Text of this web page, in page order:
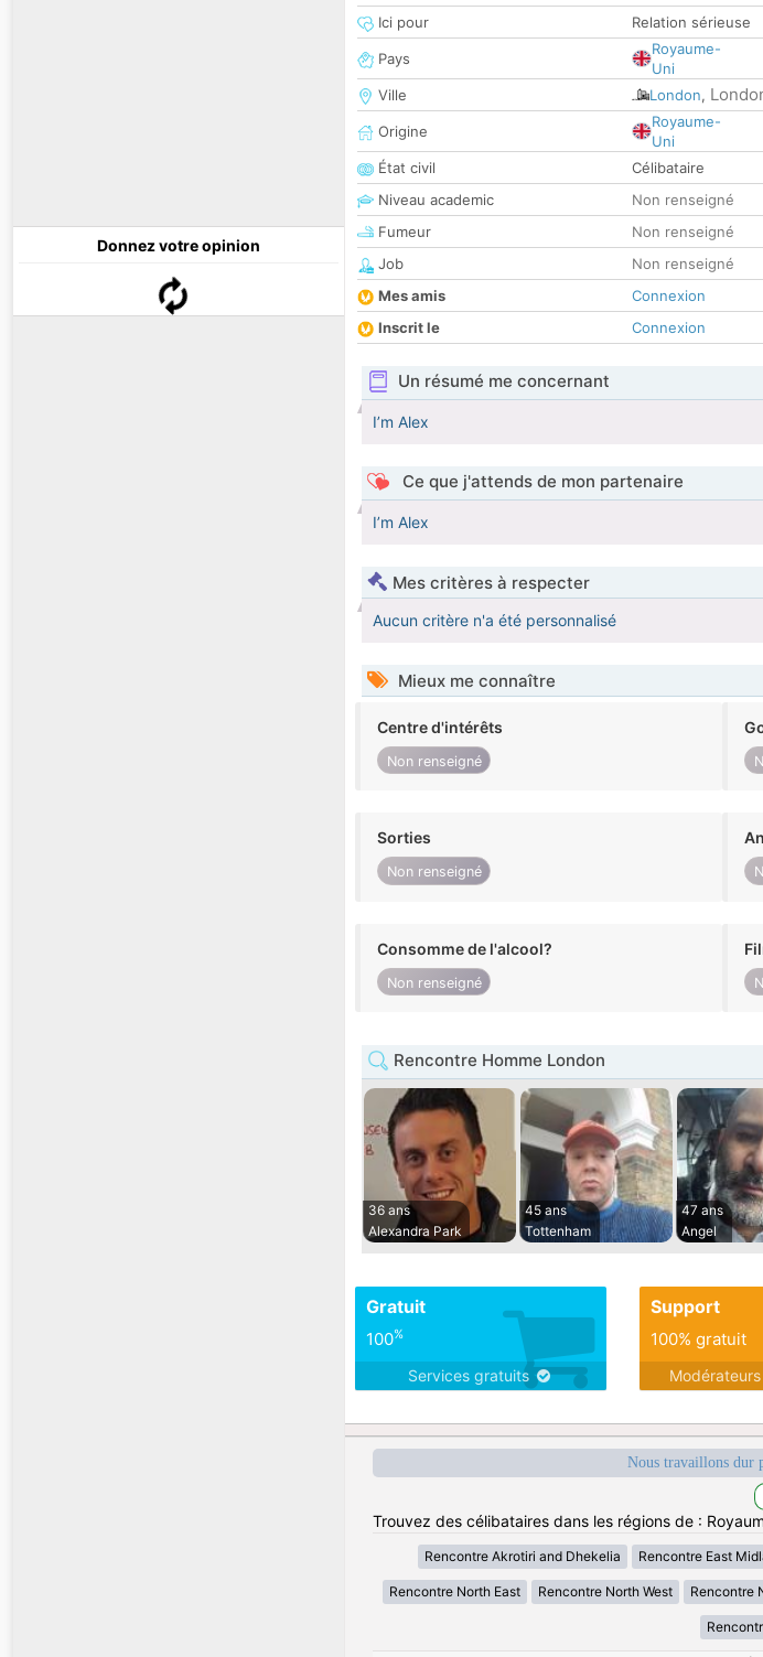
Donnez votre opinion
Ici pour
Relation sérieuse
Pays
Royaume-
Uni
Ville
London,
Origine
Royaume-
Uni
État civil
Célibataire
Niveau academic
Non renseigné
Fumeur
Non renseigné
Job
Non renseigné
Mes amis
Connexion
Inscrit le
Connexion
Un résumé me concernant
I’m Alex
Ce que j'attends de mon partenaire
I’m Alex
Mes critères à respecter
Aucun critère n'a été personnalisé
Mieux me connaître
Centre d'intérêts
Non renseigné
Sorties
Non renseigné
Consomme de l'alcool?
Non renseigné
Rencontre Homme London
36 ans
Alexandra Park
45 ans
Tottenham
47 ans
Angel
Gratuit
100%
Services gratuits
Support
100% gratuit
Nous travaillons dur
Trouvez des célibataires dans les régions de :
Rencontre Akrotiri and Dhekelia Rencontre East
Rencontre North East Rencontre North West Rencontre